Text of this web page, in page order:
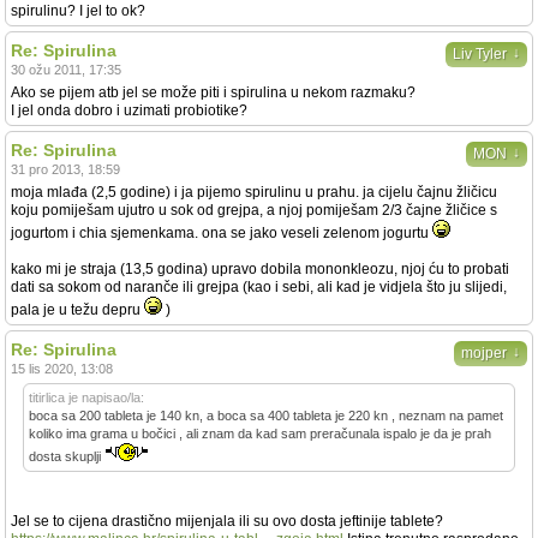
spirulinu? I jel to ok?
Liv Tyler ↓
Re: Spirulina
30 ožu 2011, 17:35
Ako se pijem atb jel se može piti i spirulina u nekom razmaku?
I jel onda dobro i uzimati probiotike?
MON ↓
Re: Spirulina
31 pro 2013, 18:59
moja mlađa (2,5 godine) i ja pijemo spirulinu u prahu. ja cijelu čajnu žličicu
koju pomiješam ujutro u sok od grejpa, a njoj pomiješam 2/3 čajne žličice s
jogurtom i chia sjemenkama. ona se jako veseli zelenom jogurtu
kako mi je straja (13,5 godina) upravo dobila mononkleozu, njoj ću to probati
dati sa sokom od naranče ili grejpa (kao i sebi, ali kad je vidjela što ju slijedi,
pala je u težu depru
)
mojper ↓
Re: Spirulina
15 lis 2020, 13:08
titirlica je napisao/la:
boca sa 200 tableta je 140 kn, a boca sa 400 tableta je 220 kn , neznam na pamet
koliko ima grama u bočici , ali znam da kad sam preračunala ispalo je da je prah
dosta skuplji
Jel se to cijena drastično mijenjala ili su ovo dosta jeftinije tablete?